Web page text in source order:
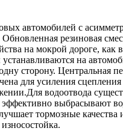
автомобилей с
резиновая
на мокрой дороге, как
на
сторону. Центральная
для усиления
водоотвода
эффективно выбрасывают
тормозные